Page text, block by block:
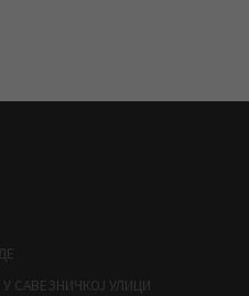
САВЕЗНИЧКОЈ УЛИЦИ